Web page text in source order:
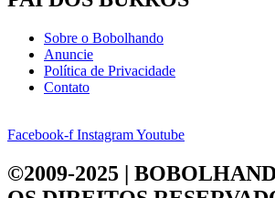
Sobre o Bobolhando
Anuncie
Política de Privacidade
Contato
Facebook-f InstagramYoutube
©2009-2025 |